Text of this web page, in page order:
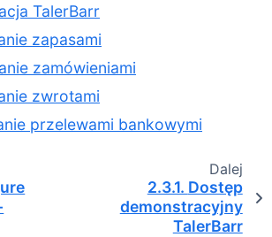
TalerBarr
zapasami
zamówieniami
zwrotami
przelewami bankowymi
Dalej
2.3.1. Dostęp
demonstracyjny
TalerBarr